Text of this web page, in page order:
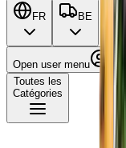
FR BE
Open user menu
Toutes les
Catégories